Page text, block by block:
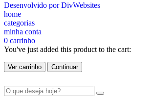
Desenvolvido por DivWebsites
home
categorias
minha conta
0 carrinho
You've just added this product to the cart:
Ver carrinho Continuar